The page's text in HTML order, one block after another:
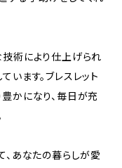
技術により仕上げられ
います。ブレスレット
かになり、毎日が充
、あなたの暮らしが愛